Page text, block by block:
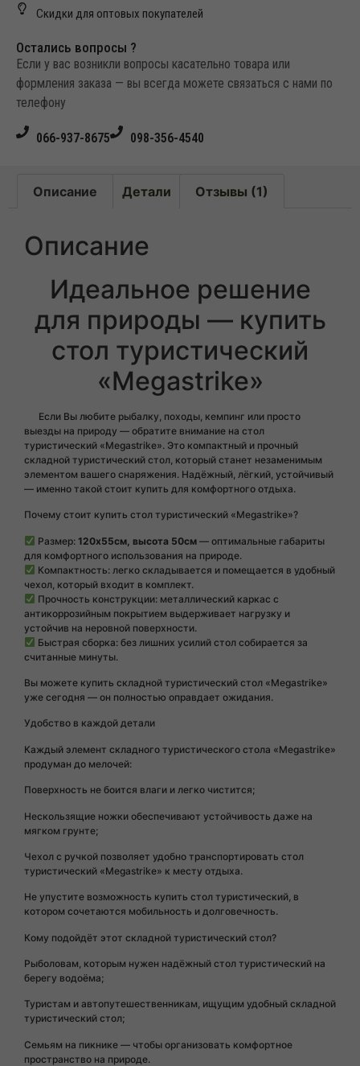
Скидки для оптовых покупателей
Остались вопросы ?
Если у вас возникли вопросы касательно товара или
формления заказа — вы всегда можете связаться с нами по
телефону
066-937-8675 098-356-4540
Описание Детали Отзывы (1)
Описание
Идеальное решение
для природы — купить
стол туристический
«Megastrike»
Если Вы любите рыбалку, походы, кемпинг или просто
выезды на природу — обратите внимание на стол
туристический «Megastrike». Это компактный и прочный
складной туристический стол, который станет незаменимым
элементом вашего снаряжения. Надёжный, лёгкий, устойчивый
— именно такой стоит купить для комфортного отдыха.
Почему стоит купить стол туристический «Megastrike»?
Размер: 120х55см, высота 50см— оптимальные габариты
для комфортного использования на природе.
Компактность: легко складывается и помещается в удобный
чехол, который входит в комплект.
Прочность конструкции: металлический каркас с
антикоррозийным покрытием выдерживает нагрузку и
устойчив на неровной поверхности.
Быстрая сборка: без лишних усилий стол собирается за
считанные минуты.
Вы можете купить складной туристический стол «Megastrike»
уже сегодня — он полностью оправдает ожидания.
Удобство в каждой детали
Каждый элемент складного туристического стола «Megastrike»
продуман до мелочей:
Поверхность не боится влаги и легко чистится;
Нескользящие ножки обеспечивают устойчивость даже на
мягком грунте;
Чехол с ручкой позволяет удобно транспортировать стол
туристический «Megastrike» к месту отдыха.
Не упустите возможность купить стол туристический, в
котором сочетаются мобильность и долговечность.
Кому подойдёт этот складной туристический стол?
Рыболовам, которым нужен надёжный стол туристический на
берегу водоёма;
Туристам и автопутешественникам, ищущим удобный складной
туристический стол;
Семьям на пикнике — чтобы организовать комфортное
пространство на природе.